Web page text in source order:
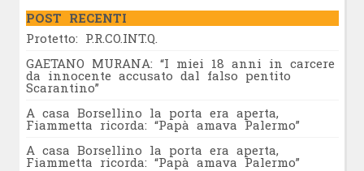
POST RECENTI
Protetto: P.R.CO.INT.Q.
GAETANO MURANA: “I miei 18 anni in carcere
da innocente accusato dal falso pentito
Scarantino”
A casa Borsellino la porta era aperta,
Fiammetta ricorda: “Papà amava Palermo”
A casa Borsellino la porta era aperta,
Fiammetta ricorda: “Papà amava Palermo”